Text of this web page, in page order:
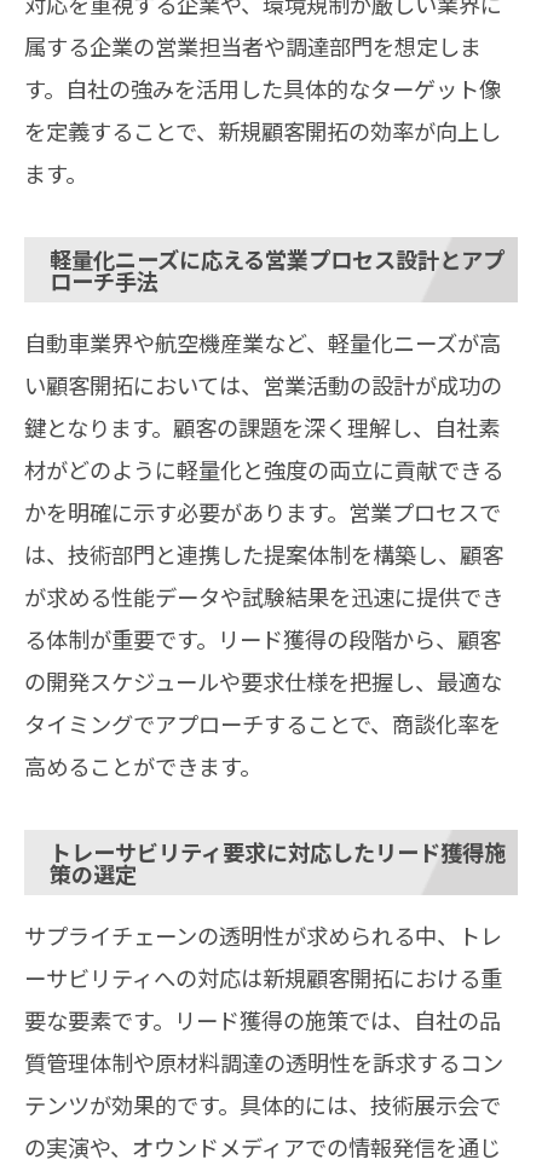
属する企業の営業担当者や調達部門を想定しま
す。自社の強みを活用した具体的なターゲット像
を定義することで、新規顧客開拓の効率が向上し
ます。
軽量化ニーズに応える営業プロセス設計とアプ
ローチ手法
自動車業界や航空機産業など、軽量化ニーズが高
い顧客開拓においては、営業活動の設計が成功の
鍵となります。顧客の課題を深く理解し、自社素
材がどのように軽量化と強度の両立に貢献できる
かを明確に示す必要があります。営業プロセスで
は、技術部門と連携した提案体制を構築し、顧客
が求める性能データや試験結果を迅速に提供でき
る体制が重要です。リード獲得の段階から、顧客
の開発スケジュールや要求仕様を把握し、最適な
タイミングでアプローチすることで、商談化率を
高めることができます。
トレーサビリティ要求に対応したリード獲得施
策の選定
サプライチェーンの透明性が求められる中、トレ
ーサビリティへの対応は新規顧客開拓における重
要な要素です。リード獲得の施策では、自社の品
質管理体制や原材料調達の透明性を訴求するコン
テンツが効果的です。具体的には、技術展示会で
の実演や、オウンドメディアでの情報発信を通じ